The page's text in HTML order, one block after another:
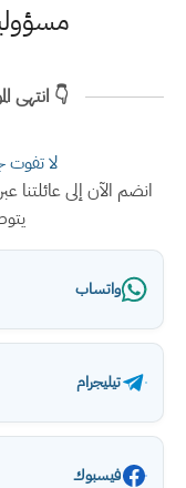
👇 انتهى
لا تفوت
انضم الآن إلى
واتساب
تيليجرام
فيسبوك